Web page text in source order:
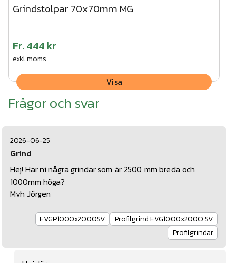
Grindstolpar 70x70mm MG
Fr.444 kr
exkl.moms
Visa
Frågor och svar
2026-06-25
Grind
Hej! Har ni några grindar som är 2500 mm breda och
1000mm höga?
Mvh Jörgen
EVGP1000x2000SV
Profilgrind EVG1000x2000 SV
Profilgrindar